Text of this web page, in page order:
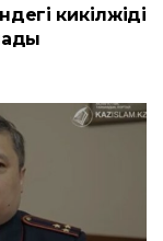
кикілжіңді